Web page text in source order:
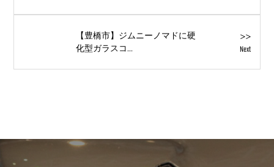
>>
Next
【豊橋市】ジムニーノマドに硬
化型ガラスコ...